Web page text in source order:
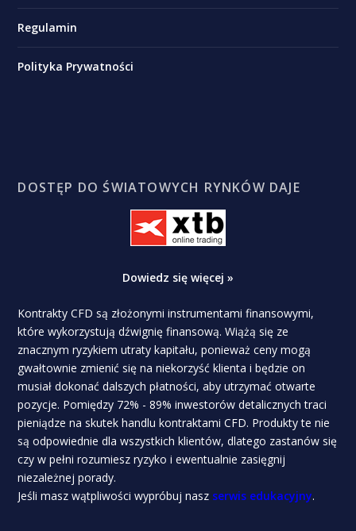
Regulamin
Polityka Prywatności
DOSTĘP DO ŚWIATOWYCH RYNKÓW DAJE
Dowiedz się więcej »
Kontrakty CFD są złożonymi instrumentami finansowymi,
które wykorzystują dźwignię finansową. Wiążą się ze
znacznym ryzykiem utraty kapitału, ponieważ ceny mogą
gwałtownie zmienić się na niekorzyść klienta i będzie on
musiał dokonać dalszych płatności, aby utrzymać otwarte
pozycje. Pomiędzy 72% - 89% inwestorów detalicznych traci
pieniądze na skutek handlu kontraktami CFD. Produkty te nie
są odpowiednie dla wszystkich klientów, dlatego zastanów się
czy w pełni rozumiesz ryzyko i ewentualnie zasięgnij
niezależnej porady.
Jeśli masz wątpliwości wypróbuj nasz serwis edukacyjny.